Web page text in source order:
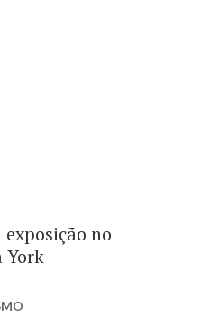
no
York